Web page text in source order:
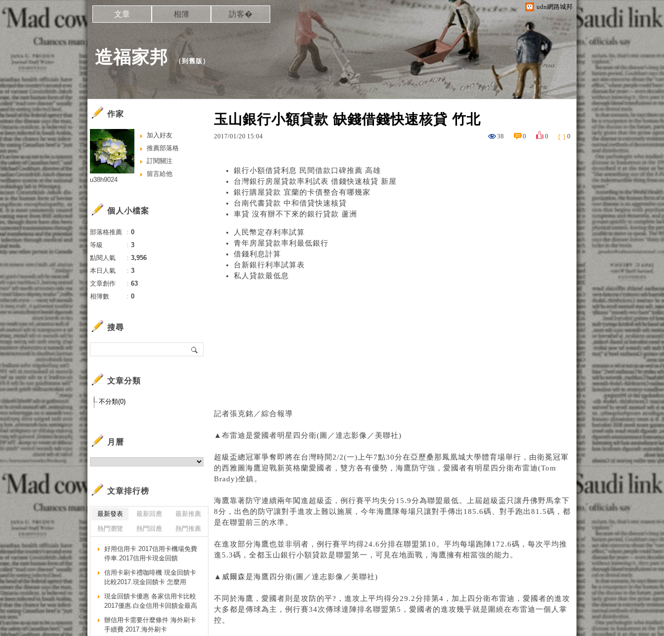
udn網路城邦
造福家邦 （到舊版 ）
文章 相簿 訪客�
玉山銀行小額貸款 缺錢借錢快速核貸 竹北
2017/01/20 15:04 38 0 0 0
銀行小額借貸利息 民間借款口碑推薦 高雄
台灣銀行房屋貸款率利試表 借錢快速核貸 新屋
銀行購屋貸款 宜蘭的卡債整合有哪幾家
台南代書貸款 中和借貸快速核貸
車貸 沒有辦不下來的銀行貸款 蘆洲
人民幣定存利率試算
青年房屋貸款率利最低銀行
借錢利息計算
台新銀行利率試算表
私人貸款最低息
記者張克銘／綜合報導
▲布雷迪是愛國者明星四分衛(圖／達志影像／美聯社)
超級盃總冠軍爭奪即將在台灣時間2/2(一)上午7點30分在亞歷桑那鳳凰城大學體育場舉行，由衛冕冠軍
的西雅圖海鷹迎戰新英格蘭愛國者，雙方各有優勢，海鷹防守強，愛國者有明星四分衛布雷迪(Tom
Brady)坐鎮。
海鷹靠著防守連續兩年闖進超級盃，例行賽平均失分15.9分為聯盟最低。上屆超級盃只讓丹佛野馬拿下
8分，出色的防守讓對手進攻上難以施展，今年海鷹隊每場只讓對手傳出185.6碼、對手跑出81.5碼，都
是在聯盟前三的水準。
在進攻部分海鷹也並非弱者，例行賽平均得24.6分排在聯盟第10。平均每場跑陣172.6碼，每次平均推
進5.3碼，全都玉山銀行小額貸款是聯盟第一，可見在地面戰，海鷹擁有相當強的能力。
▲威爾森是海鷹四分衛(圖／達志影像／美聯社)
不同於海鷹，愛國者則是攻防的平?，進攻上平均得分29.2分排第4，加上四分衛布雷迪，愛國者的進攻
大多都是傳球為主，例行賽34次傳球達陣排名聯盟第5，愛國者的進攻幾乎就是圍繞在布雷迪一個人掌
控。
作家
加入好友
推薦部落格
訂閱關注
留言給他
u38h9024
個人小檔案
部落格推薦 ： 0
等級
： 3
點閱人氣
： 3,956
本日人氣
： 3
文章創作
： 63
相簿數
： 0
搜尋
文章分類
不分類(0)
月曆
文章排行榜
最新發表 最新回應
最新推薦
熱門瀏覽
熱門回應 熱門推薦
好用信用卡 2017信用卡機場免費
停車.2017信用卡現金回饋
信用卡刷卡禮咖啡機 現金回饋卡
比較2017.現金回饋卡 怎麼用
現金回饋卡優惠 各家信用卡比較
2017優惠.白金信用卡回饋金最高
辦信用卡需要什麼條件 海外刷卡
手續費 2017.海外刷卡